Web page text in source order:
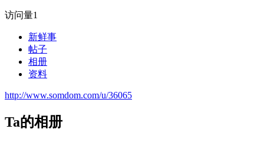
访问量1
新鲜事
帖子
相册
资料
http://www.somdom.com/u/36065
Ta的相册